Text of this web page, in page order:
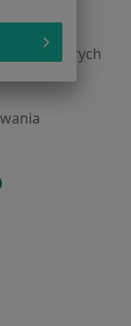
których